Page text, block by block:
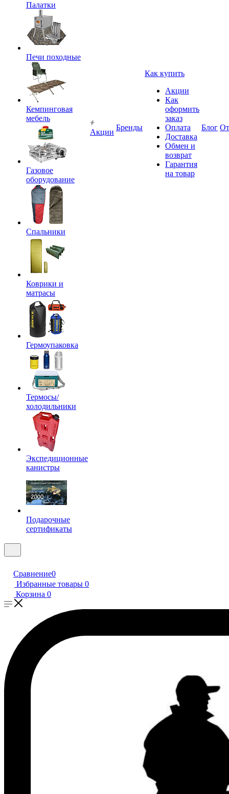
Палатки
Печи походные
Кемпинговая
мебель
Газовое
оборудование
Спальники
Коврики и
матрасы
Гермоупаковка
Термосы/
холодильники
Экспедиционные
канистры
Подарочные
сертификаты
Акции
Бренды
Как купить
Акции
Как
оформить
заказ
Оплата
Доставка
Обмен и
возврат
Гарантия
на товар
Блог
Сравнение0
Избранные товары 0
Корзина 0